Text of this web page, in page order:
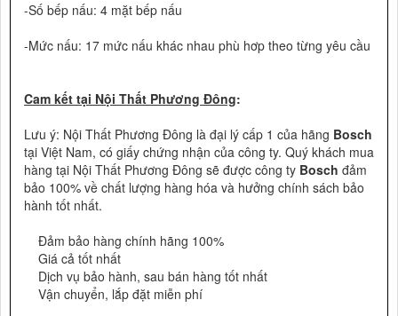
-Số bếp nấu: 4 mặt bếp nấu
-Mức nấu: 17 mức nấu khác nhau phù hơp theo từng yêu cầu
Cam kết tại Nội Thất Phương Đông:
Lưu ý: Nội Thất Phương Đông là đại lý cấp 1 của hãng Bosch
tại Việt Nam, có giấy chứng nhận của công ty. Quý khách mua
hàng tại Nội Thất Phương Đông sẽ được công ty Bosch đảm
bảo 100% về chất lượng hàng hóa và hưởng chính sách bảo
hành tốt nhất.
Đảm bảo hàng chính hãng 100%
Giá cả tốt nhất
Dịch vụ bảo hành, sau bán hàng tốt nhất
Vận chuyển, lắp đặt miễn phí